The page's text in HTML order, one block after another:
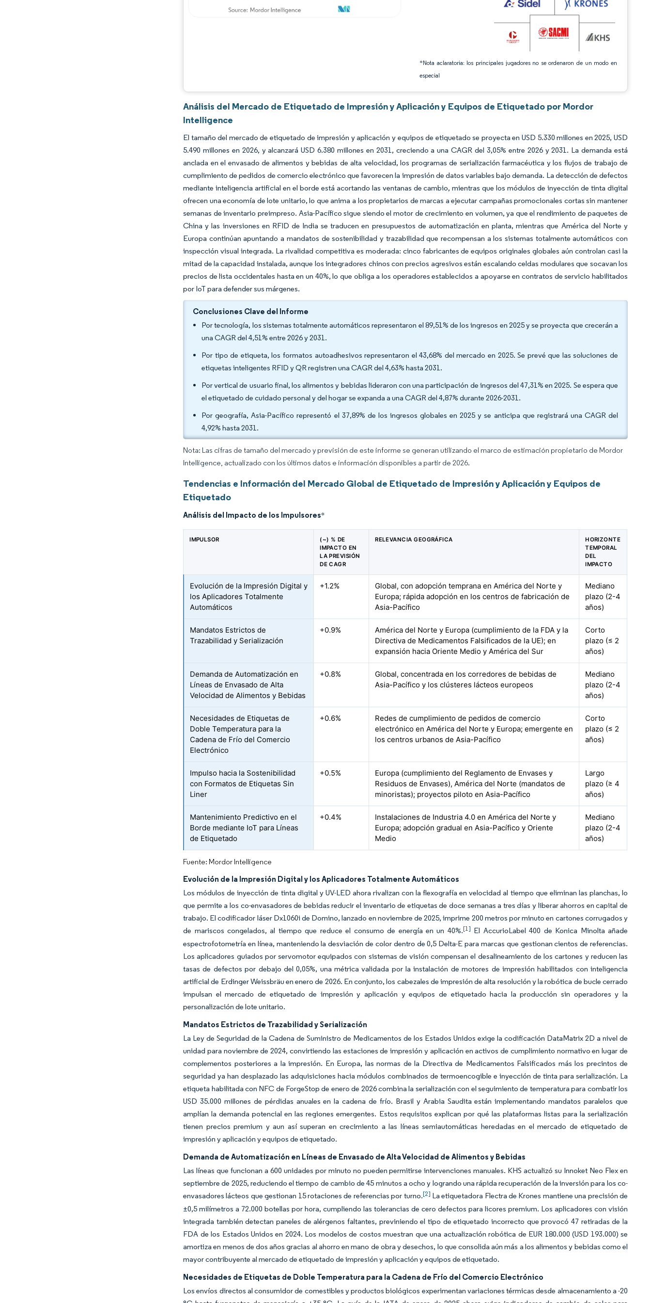
*Nota aclaratoria: los principales jugadores no se ordenaron de un modo en
especial
Análisis del Mercado de Etiquetado de Impresión y Aplicación y Equipos de Etiquetado por Mordor
Intelligence
El tamaño del mercado de etiquetado de impresión y aplicación y equipos de etiquetado se proyecta en USD 5.330 millones en 2025, USD
5.490 millones en 2026, y alcanzará USD 6.380 millones en 2031, creciendo a una CAGR del 3,05% entre 2026 y 2031. La demanda está
anclada en el envasado de alimentos y bebidas de alta velocidad, los programas de serialización farmacéutica y los flujos de trabajo de
cumplimiento de pedidos de comercio electrónico que favorecen la impresión de datos variables bajo demanda. La detección de defectos
mediante inteligencia artificial en el borde está acortando las ventanas de cambio, mientras que los módulos de inyección de tinta digital
ofrecen una economía de lote unitario, lo que anima a los propietarios de marcas a ejecutar campañas promocionales cortas sin mantener
semanas de inventario preimpreso. Asia-Pacífico sigue siendo el motor de crecimiento en volumen, ya que el rendimiento de paquetes de
China y las inversiones en RFID de India se traducen en presupuestos de automatización en planta, mientras que América del Norte y
Europa continúan apuntando a mandatos de sostenibilidad y trazabilidad que recompensan a los sistemas totalmente automáticos con
inspección visual integrada. La rivalidad competitiva es moderada: cinco fabricantes de equipos originales globales aún controlan casi la
mitad de la capacidad instalada, aunque los integradores chinos con precios agresivos están escalando celdas modulares que socavan los
precios de lista occidentales hasta en un 40%, lo que obliga a los operadores establecidos a apoyarse en contratos de servicio habilitados
por IoT para defender sus márgenes.
Conclusiones Clave del Informe
Por tecnología, los sistemas totalmente automáticos representaron el 89,51% de los ingresos en 2025 y se proyecta que crecerán a
una CAGR del 4,51% entre 2026 y 2031.
Por tipo de etiqueta, los formatos autoadhesivos representaron el 43,68% del mercado en 2025. Se prevé que las soluciones de
etiquetas inteligentes RFID y QR registren una CAGR del 4,63% hasta 2031.
Por vertical de usuario final, los alimentos y bebidas lideraron con una participación de ingresos del 47,31% en 2025. Se espera que
el etiquetado de cuidado personal y del hogar se expanda a una CAGR del 4,87% durante 2026-2031.
Por geografía, Asia-Pacífico representó el 37,89% de los ingresos globales en 2025 y se anticipa que registrará una CAGR del
4,92% hasta 2031.
Nota: Las cifras de tamaño del mercado y previsión de este informe se generan utilizando el marco de estimación propietario de Mordor
Intelligence, actualizado con los últimos datos e información disponibles a partir de 2026.
Tendencias e Información del Mercado Global de Etiquetado de Impresión y Aplicación y Equipos de
Etiquetado
Análisis del Impacto de los Impulsores*
IMPULSOR
(~) % DE
IMPACTO EN
LA PREVISIÓN
DE CAGR
RELEVANCIA GEOGRÁFICA
HORIZONTE
TEMPORAL
DEL
IMPACTO
Evolución de la Impresión Digital y
los Aplicadores Totalmente
Automáticos
+1.2%
Global, con adopción temprana en América del Norte y
Europa; rápida adopción en los centros de fabricación de
Asia-Pacífico
Mediano
plazo (2-4
años)
Mandatos Estrictos de
Trazabilidad y Serialización
+0.9%
América del Norte y Europa (cumplimiento de la FDA y la
Directiva de Medicamentos Falsificados de la UE); en
expansión hacia Oriente Medio y América del Sur
Corto
plazo (≤ 2
años)
Demanda de Automatización en
Líneas de Envasado de Alta
Velocidad de Alimentos y Bebidas
+0.8%
Global, concentrada en los corredores de bebidas de
Asia-Pacífico y los clústeres lácteos europeos
Mediano
plazo (2-4
años)
Necesidades de Etiquetas de
Doble Temperatura para la
Cadena de Frío del Comercio
Electrónico
+0.6%
Redes de cumplimiento de pedidos de comercio
electrónico en América del Norte y Europa; emergente en
los centros urbanos de Asia-Pacífico
Corto
plazo (≤ 2
años)
Impulso hacia la Sostenibilidad
con Formatos de Etiquetas Sin
Liner
+0.5%
Europa (cumplimiento del Reglamento de Envases y
Residuos de Envases), América del Norte (mandatos de
minoristas); proyectos piloto en Asia-Pacífico
Largo
plazo (≥ 4
años)
Mantenimiento Predictivo en el
Borde mediante IoT para Líneas
de Etiquetado
+0.4%
Instalaciones de Industria 4.0 en América del Norte y
Europa; adopción gradual en Asia-Pacífico y Oriente
Medio
Mediano
plazo (2-4
años)
Fuente: Mordor Intelligence
Evolución de la Impresión Digital y los Aplicadores Totalmente Automáticos
Los módulos de inyección de tinta digital y UV-LED ahora rivalizan con la flexografía en velocidad al tiempo que eliminan las planchas, lo
que permite a los co-envasadores de bebidas reducir el inventario de etiquetas de doce semanas a tres días y liberar ahorros en capital de
trabajo. El codificador láser Dx1060i de Domino, lanzado en noviembre de 2025, imprime 200 metros por minuto en cartones corrugados y
de mariscos congelados, al tiempo que reduce el consumo de energía en un 40%.[1] El AccurioLabel 400 de Konica Minolta añade
espectrofotometría en línea, manteniendo la desviación de color dentro de 0,5 Delta-E para marcas que gestionan cientos de referencias.
Los aplicadores guiados por servomotor equipados con sistemas de visión compensan el desalineamiento de los cartones y reducen las
tasas de defectos por debajo del 0,05%, una métrica validada por la instalación de motores de impresión habilitados con inteligencia
artificial de Erdinger Weissbräu en enero de 2026. En conjunto, los cabezales de impresión de alta resolución y la robótica de bucle cerrado
impulsan el mercado de etiquetado de impresión y aplicación y equipos de etiquetado hacia la producción sin operadores y la
personalización de lote unitario.
Mandatos Estrictos de Trazabilidad y Serialización
La Ley de Seguridad de la Cadena de Suministro de Medicamentos de los Estados Unidos exige la codificación DataMatrix 2D a nivel de
unidad para noviembre de 2024, convirtiendo las estaciones de impresión y aplicación en activos de cumplimiento normativo en lugar de
complementos posteriores a la impresión. En Europa, las normas de la Directiva de Medicamentos Falsificados más los precintos de
seguridad ya han desplazado las adquisiciones hacia módulos combinados de termoencogible e inyección de tinta para serialización. La
etiqueta habilitada con NFC de ForgeStop de enero de 2026 combina la serialización con el seguimiento de temperatura para combatir los
USD 35.000 millones de pérdidas anuales en la cadena de frío. Brasil y Arabia Saudita están implementando mandatos paralelos que
amplían la demanda potencial en las regiones emergentes. Estos requisitos explican por qué las plataformas listas para la serialización
tienen precios premium y aun así superan en crecimiento a las líneas semiautomáticas heredadas en el mercado de etiquetado de
impresión y aplicación y equipos de etiquetado.
Demanda de Automatización en Líneas de Envasado de Alta Velocidad de Alimentos y Bebidas
Las líneas que funcionan a 600 unidades por minuto no pueden permitirse intervenciones manuales. KHS actualizó su Innoket Neo Flex en
septiembre de 2025, reduciendo el tiempo de cambio de 45 minutos a ocho y logrando una rápida recuperación de la inversión para los co-
envasadores lácteos que gestionan 15 rotaciones de referencias por turno.[2] La etiquetadora Flectra de Krones mantiene una precisión de
±0,5 milímetros a 72.000 botellas por hora, cumpliendo las tolerancias de cero defectos para licores premium. Los aplicadores con visión
integrada también detectan paneles de alérgenos faltantes, previniendo el tipo de etiquetado incorrecto que provocó 47 retiradas de la
FDA de los Estados Unidos en 2024. Los modelos de costos muestran que una actualización robótica de EUR 180.000 (USD 193.000) se
amortiza en menos de dos años gracias al ahorro en mano de obra y desechos, lo que consolida aún más a los alimentos y bebidas como el
mayor contribuyente al mercado de etiquetado de impresión y aplicación y equipos de etiquetado.
Necesidades de Etiquetas de Doble Temperatura para la Cadena de Frío del Comercio Electrónico
Los envíos directos al consumidor de comestibles y productos biológicos experimentan variaciones térmicas desde almacenamiento a -20